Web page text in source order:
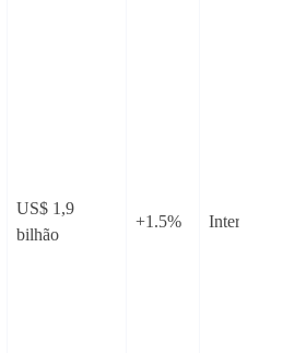
US$ 1,9
bilhão
+1.5%